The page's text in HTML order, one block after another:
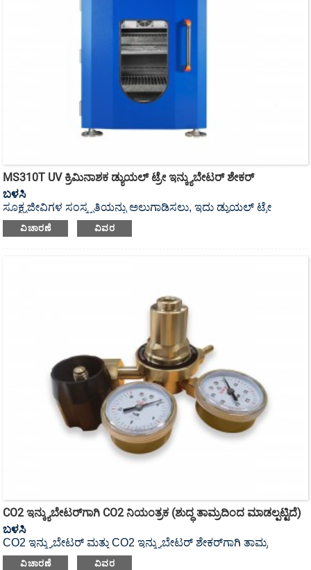
MS310T UV ಕ್ರಿಮಿನಾಶಕ ಡ್ಯುಯಲ್ ಟ್ರೇ ಇನ್ಕ್ಯುಬೇಟರ್ ಶೇಕರ್
ಬಳಸಿ
ಸೂಕ್ಷ್ಮಜೀವಿಗಳ ಸಂಸ್ಕೃತಿಯನ್ನು ಅಲುಗಾಡಿಸಲು, ಇದು ಡ್ಯುಯಲ್ ಟ್ರೇ
ಹೊಂದಿರುವ UV ಕ್ರಿಮಿನಾಶಕ ಇನ್ಕ್ಯುಬೇಟರ್ ಶೇಕರ್ ಆಗಿದೆ.
ವಿಚಾರಣೆ ವಿವರ
CO2 ಇನ್ಕ್ಯುಬೇಟರ್‌ಗಾಗಿ CO2 ನಿಯಂತ್ರಕ (ಶುದ್ಧ ತಾಮ್ರದಿಂದ ಮಾಡಲ್ಪಟ್ಟಿದೆ)
ಬಳಸಿ
CO2 ಇನ್ಕ್ಯುಬೇಟರ್ ಮತ್ತು CO2 ಇನ್ಕ್ಯುಬೇಟರ್ ಶೇಕರ್‌ಗಾಗಿ ತಾಮ್ರ
ನಿಯಂತ್ರಕ.
ವಿಚಾರಣೆ ವಿವರ